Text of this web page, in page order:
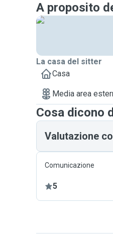
A proposito
La casa del sitter
Casa
Media area
Cosa dicono
Valutazione
Comunicazione
5